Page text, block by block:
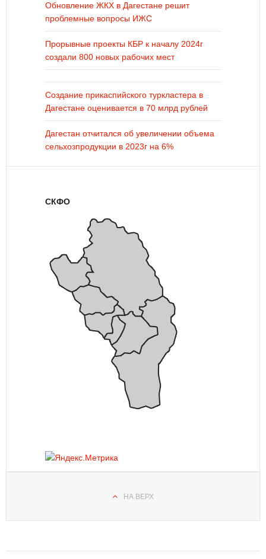
Обновление ЖКХ в Дагестане решит
проблемные вопросы ИЖС
Прорывные проекты КБР к началу 2024г
создали 800 новых рабочих мест
Создание прикаспийского туркластера в
Дагестане оценивается в 70 млрд рублей
Дагестан отчитался об увеличении объема
сельхозпродукции в 2023г на 6%
СКФО
НА ВЕРХ